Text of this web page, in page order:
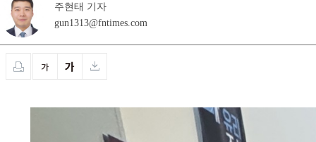
주현태 기자
gun1313@fntimes.com